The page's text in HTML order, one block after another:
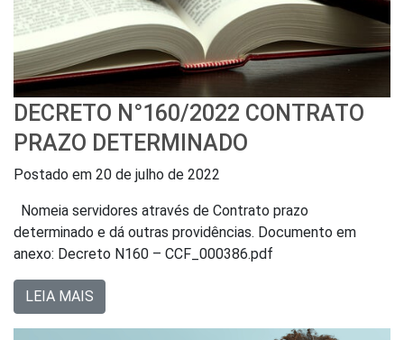
DECRETO N°160/2022 CONTRATO
PRAZO DETERMINADO
Postado em 20 de julho de 2022
Nomeia servidores através de Contrato prazo
determinado e dá outras providências. Documento em
anexo: Decreto N160 – CCF_000386.pdf
LEIA MAIS